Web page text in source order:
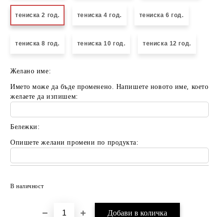
тениска 2 год. тениска 4 год. тениска 6 год.
тениска 8 год. тениска 10 год. тениска 12 год.
Желано име:
Името може да бъде променено. Напишете новото име, което
желаете да изпишем:
Бележки:
Опишете желани промени по продукта:
В наличност